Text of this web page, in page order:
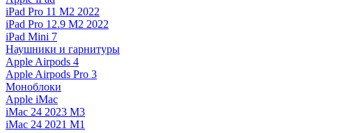
iPad Pro 11 M2 2022
iPad Pro 12.9 M2 2022
iPad Mini 7
Наушники и гарнитуры
Apple Airpods 4
Apple Airpods Pro 3
Моноблоки
Apple iMac
iMac 24 2023 M3
iMac 24 2021 M1